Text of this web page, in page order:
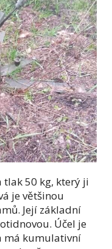
50 kg, který ji
je většinou
Její základní
Účel je
má kumulativní